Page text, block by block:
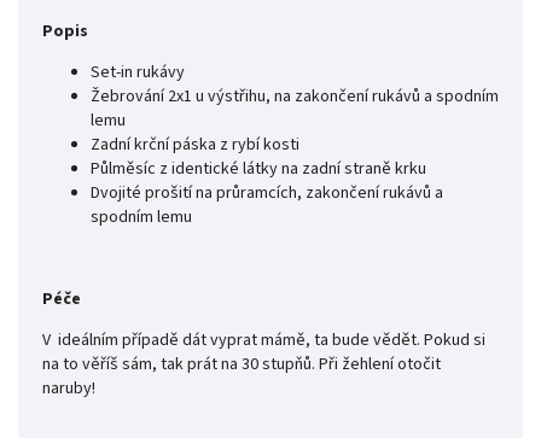
Popis
Set-in rukávy
Žebrování 2x1 u výstřihu, na zakončení rukávů a spodním
lemu
Zadní krční páska z rybí kosti
Půlměsíc z identické látky na zadní straně krku
Dvojité prošití na průramcích, zakončení rukávů a
spodním lemu
Péče
V ideálním případě dát vyprat mámě, ta bude vědět. Pokud si
na to věříš sám, tak prát na 30 stupňů. Při žehlení otočit
naruby!